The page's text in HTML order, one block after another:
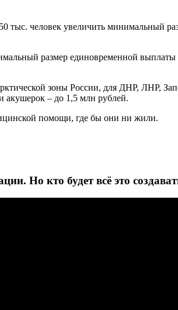
тыс. человек увеличить минимальный
размер единовременной
зоны России, для ДНР, ЛНР,
акушерок – до 1,5 млн рублей.
помощи, где бы они ни жили.
Но кто будет всё это